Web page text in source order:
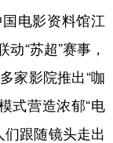
电影资料馆江
“苏超”赛事，
家影院推出“咖
式营造浓郁“电
跟随镜头走出